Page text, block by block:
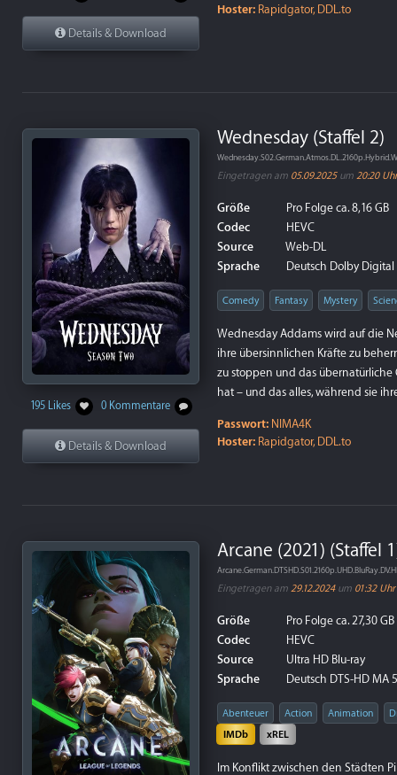
Details & Download
Hoster: Rapidgator, DDL.to
195 Likes 0 Kommentare
Details & Download
Wednesday (Staffel 2)
Eingetragen am 05.09.2025um 20:20 Uhr
Größe
Pro Folge ca. 8,16 GB
Codec
HEVC
Source
Web-DL
Sprache
Deutsch Dolby Digital
Comedy Fantasy Mystery
Wednesday Addams wird auf die
ihre übersinnlichen Kräfte zu
zu stoppen und das übernatürliche
hat – und das alles, während sie
Passwort: NIMA4K
Hoster: Rapidgator, DDL.to
Arcane (2021) (Staffel
Eingetragen am 29.12.2024um 01:32 Uhr
Größe
Pro Folge ca. 27,30 GB
Codec
HEVC
Source
Ultra HD Blu-ray
Sprache
Deutsch DTS-HD MA
Abenteuer Action Animation
IMDb
xREL
Im Konflikt zwischen den Städten